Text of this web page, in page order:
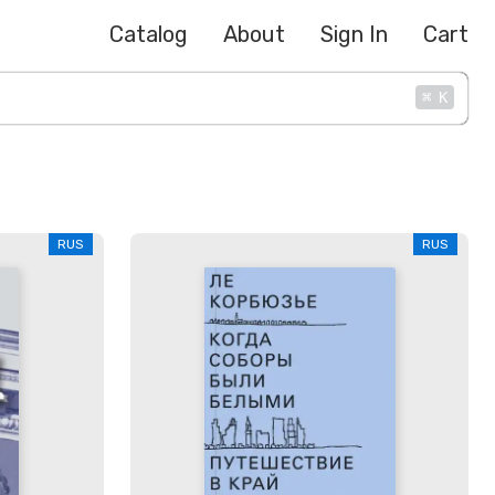
Catalog About Sign In Cart
⌘ K
RUS RUS